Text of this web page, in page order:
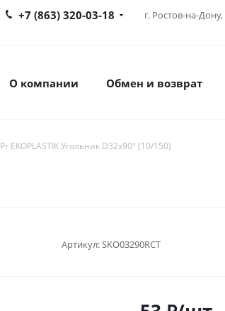
г. Ростов-на-Дону,
+7 (863) 320-03-18
О компании Обмен и возврат
EKOPLASTIK Угольник D32х90° (10/150)
Артикул:SKO03290RCT